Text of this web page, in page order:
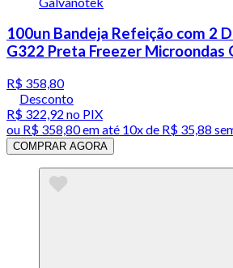
100un Bandeja Refeição com 2
G322 Preta Freezer Microondas
R$ 358,80
Desconto
R$ 322,92 no PIX
ou R$ 358,80em até 10x de R$ 35,88
COMPRAR AGORA